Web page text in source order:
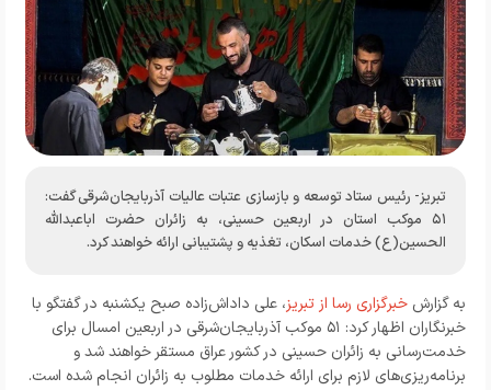
تبریز- رئیس ستاد توسعه و بازسازی عتبات عالیات آذربایجان‌شرقی گفت:
۵۱ موکب استان در اربعین حسینی، به زائران حضرت اباعبدالله
الحسین(ع) خدمات اسکان، تغذیه و پشتیبانی ارائه خواهند کرد.
به گزارش خبرگزاری رسا از تبریز، علی داداش‌زاده صبح یکشنبه در گفتگو با
خبرنگاران اظهار کرد: ۵۱ موکب آذربایجان‌شرقی در اربعین امسال برای
خدمت‌رسانی به زائران حسینی در کشور عراق مستقر خواهند شد و
برنامه‌ریزی‌های لازم برای ارائه خدمات مطلوب به زائران انجام شده است.